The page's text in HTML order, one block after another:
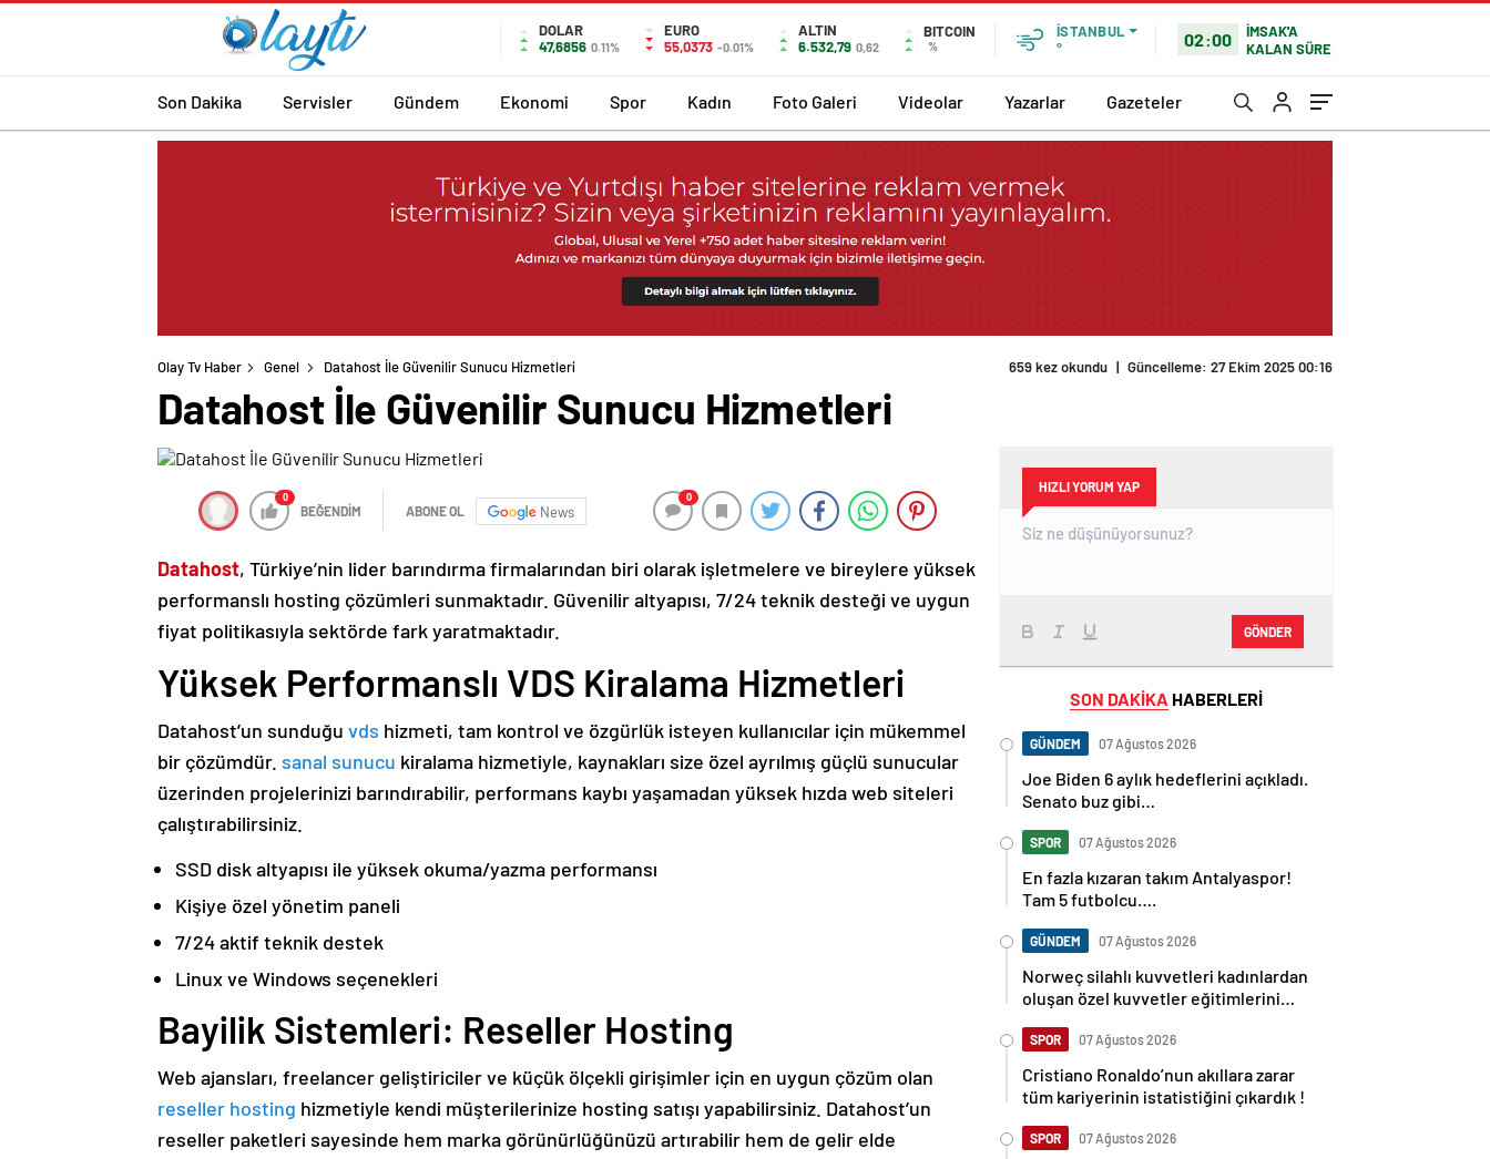
DOLAR
47,6856 0.11%
EURO
55,0373 -0.01%
ALTIN
6.532,79 0,62
BITCOIN
%
İSTANBUL
°
02:00
İMSAK'A
KALAN SÜRE
Son Dakika Servisler Gündem Ekonomi Spor Kadın Foto Galeri Videolar Yazarlar Gazeteler
Olay Tv Haber Genel Datahost İle Güvenilir Sunucu Hizmetleri 659 kez okundu | Güncelleme: 27 Ekim 2025 00:16
Datahost İle Güvenilir Sunucu Hizmetleri
0
BEĞENDİM ABONE OL News
0
Datahost, Türkiye’nin lider barındırma firmalarından biri olarak işletmelere ve bireylere yüksek
performanslı hosting çözümleri sunmaktadır. Güvenilir altyapısı, 7/24 teknik desteği ve uygun
fiyat politikasıyla sektörde fark yaratmaktadır.
Yüksek Performanslı VDS Kiralama Hizmetleri
Datahost’un sunduğu vds hizmeti, tam kontrol ve özgürlük isteyen kullanıcılar için mükemmel
bir çözümdür. sanal sunucu kiralama hizmetiyle, kaynakları size özel ayrılmış güçlü sunucular
üzerinden projelerinizi barındırabilir, performans kaybı yaşamadan yüksek hızda web siteleri
çalıştırabilirsiniz.
SSD disk altyapısı ile yüksek okuma/yazma performansı
Kişiye özel yönetim paneli
7/24 aktif teknik destek
Linux ve Windows seçenekleri
Bayilik Sistemleri: Reseller Hosting
Web ajansları, freelancer geliştiriciler ve küçük ölçekli girişimler için en uygun çözüm olan
reseller hosting hizmetiyle kendi müşterilerinize hosting satışı yapabilirsiniz. Datahost’un
reseller paketleri sayesinde hem marka görünürlüğünüzü artırabilir hem de gelir elde
HIZLI YORUM YAP
GÖNDER
SON DAKİKA HABERLERİ
GÜNDEM 07 Ağustos 2026
Joe Biden 6 aylık hedeflerini açıkladı.
Senato buz gibi…
SPOR 07 Ağustos 2026
En fazla kızaran takım Antalyaspor!
Tam 5 futbolcu….
GÜNDEM 07 Ağustos 2026
Norweç silahlı kuvvetleri kadınlardan
oluşan özel kuvvetler eğitimlerini
SPOR 07 Ağustos 2026
Cristiano Ronaldo’nun akıllara zarar
tüm kariyerinin istatistiğini çıkardık !
SPOR 07 Ağustos 2026